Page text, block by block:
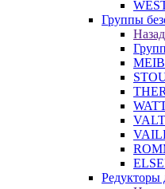
Группы
Назад
Редукторы